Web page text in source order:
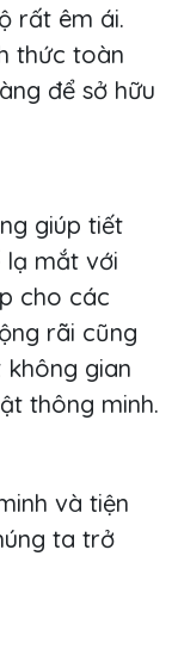
rất êm ái.
thức toàn
để sở hữu
giúp tiết
lạ mắt với
cho các
rãi cũng
gian
thông minh.
và tiện
ta trở